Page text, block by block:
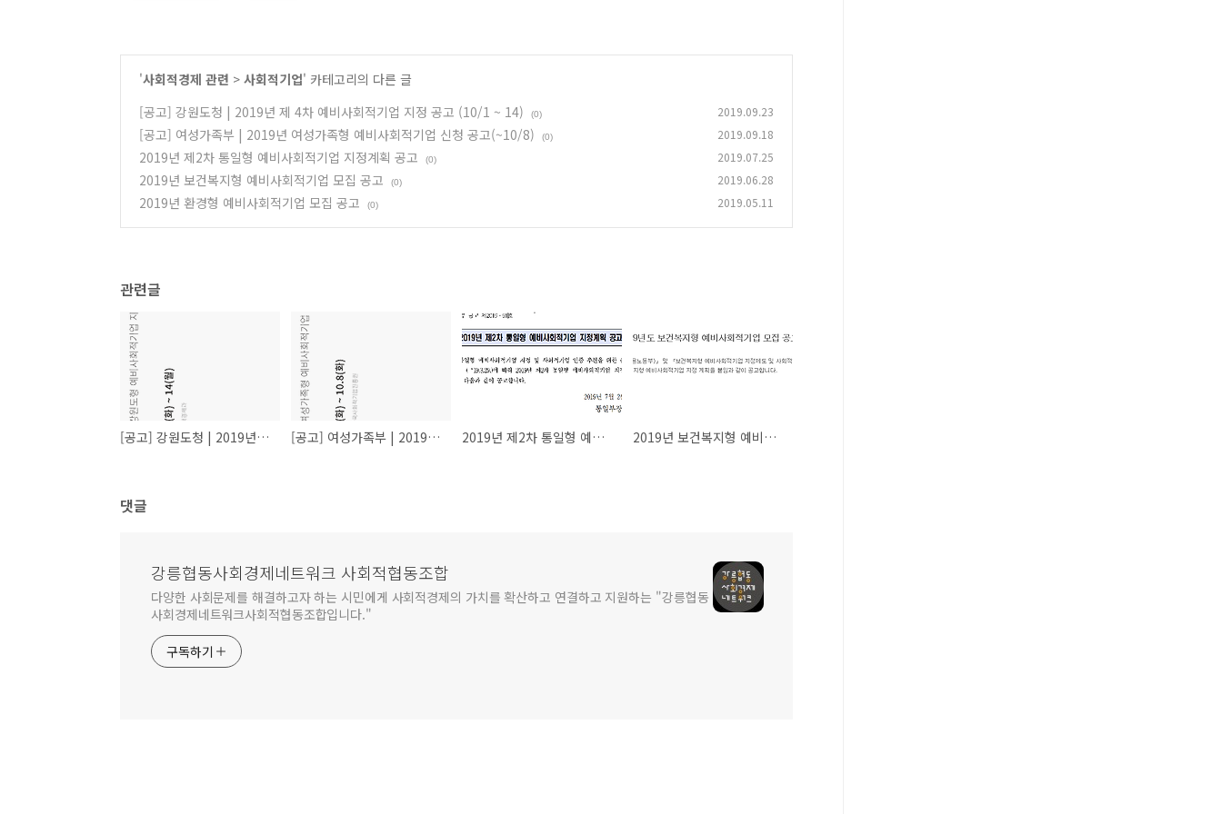
'사회적경제 관련 > 사회적기업' 카테고리의 다른 글
[공고] 강원도청 | 2019년 제 4차 예비사회적기업 지정 공고 (10/1 ~ 14)
(0) 2019.09.23
[공고] 여성가족부 | 2019년 여성가족형 예비사회적기업 신청 공고(~10/8) (0) 2019.09.18
2019년 제2차 통일형 예비사회적기업 지정계획 공고 (0) 2019.07.25
2019년 보건복지형 예비사회적기업 모집 공고 (0) 2019.06.28
2019년 환경형 예비사회적기업 모집 공고 (0) 2019.05.11
관련글
[공고] 강원도청 | 2019년 제 4차 예비사회적기업 지정 공고 (10/1 ~ 14) [공고] 여성가족부 | 2019년 여성가족형 예비사회적기업 신청 공고(~10/8) 2019년 제2차 통일형 예비사회적기업 지정계획 공고 2019년 보건복지형 예비사회적기업 모집 공고
댓글
강릉협동사회경제네트워크 사회적협동조합
다양한 사회문제를 해결하고자 하는 시민에게 사회적경제의 가치를 확산하고 연결하고 지원하는 "강릉협동
사회경제네트워크사회적협동조합입니다."
구독하기